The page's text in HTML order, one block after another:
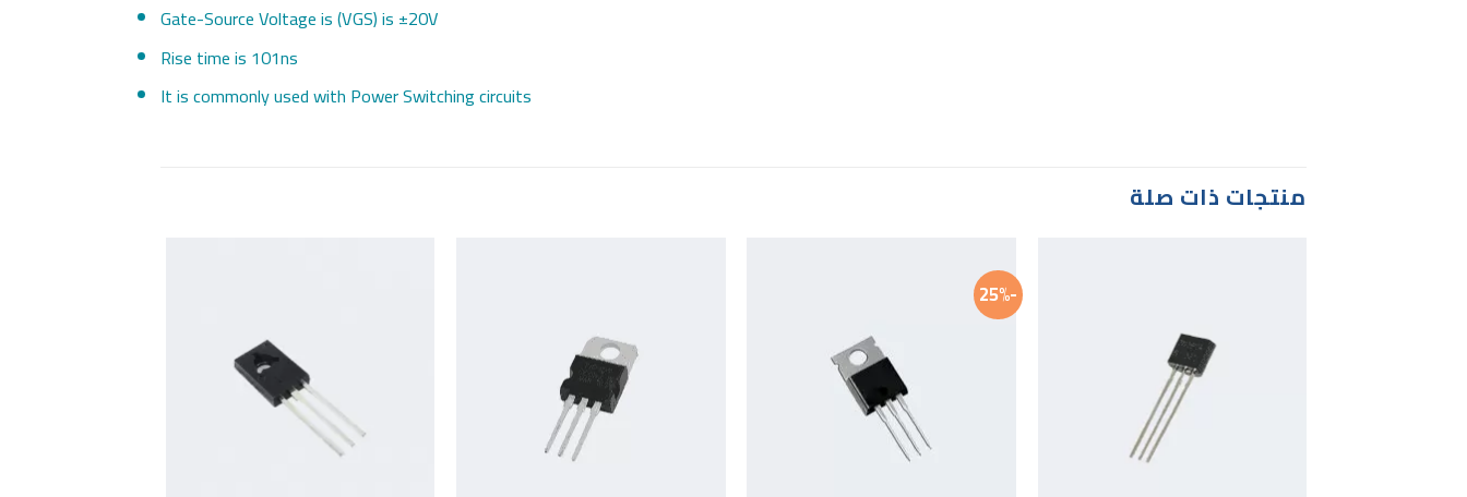
Gate-Source Voltage is (VGS) is ±20V
Rise time is 101ns
It is commonly used with Power Switching circuits
منتجات ذات صلة
-25%